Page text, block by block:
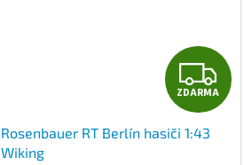
Z
D
ZDARMA
Rosenbauer RT Berlín hasiči 1:43
Wiking